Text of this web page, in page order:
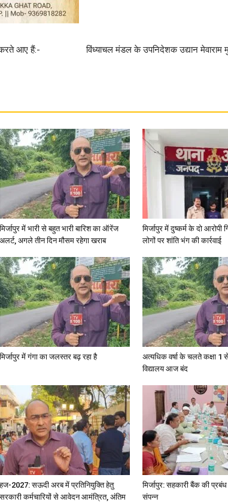
Paper
करते आए हैं:-
विंध्याचल मंडल के उपनिदेशक उद्यान मेवाराम
मिर्जापुर में भारी से बहुत भारी बारिश का ऑरेंज
अलर्ट, अगले तीन दिन मौसम रहेगा खराब
मिर्जापुर में दुष्कर्म के दो आरोपी
लोगों पर शांति भंग की कार्रवाई
मिर्जापुर में गंगा का जलस्तर बढ़ रहा है
अत्यधिक वर्षा के चलते कक्षा
विद्यालय आज बंद
हज-2027: सऊदी अरब में प्रतिनियुक्ति हेतु
सरकारी कर्मचारियों से आवेदन आमंत्रित, अंतिम
मिर्जापुर: सहकारी बैंक की
संपन्न